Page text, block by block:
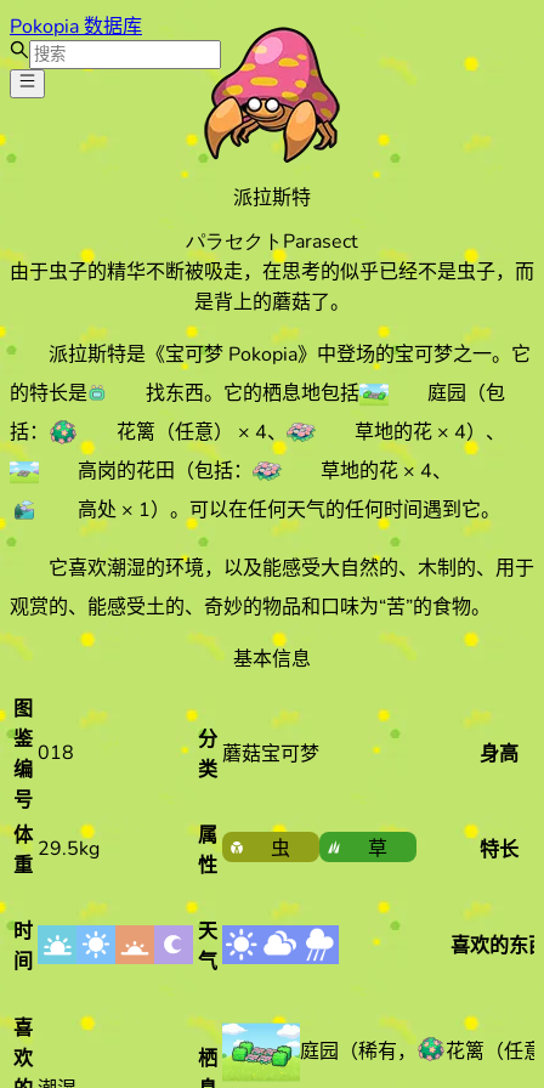
Pokopia 数据库
派拉斯特
パラセクトParasect
由于虫子的精华不断被吸走，在思考的似乎已经不是虫子，而
是背上的蘑菇了。
派拉斯特是《宝可梦 Pokopia》中登场的宝可梦之一。它
的特长是 找东西。它的栖息地包括 庭园 （包
括：
花篱（任意） × 4、 草地的花 × 4） 、
高岗的花田 （包括： 草地的花× 4、
高处 × 1） 。 可以在任何天气的任何时间遇到它。
它喜欢潮湿的环境，以及能感受大自然的、木制的、用于
观赏的、能感受土的、奇妙的物品和口味为“苦”的食物。
基本信息
图
鉴
编
号
018
分
类
蘑菇宝可梦 身高
体
重
29.5kg
属
性
虫 草 特长
时
间
天
气
喜欢的东
喜
欢
栖
庭园 （稀有， 花篱（任